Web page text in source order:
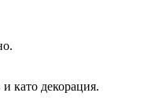
като декорация.